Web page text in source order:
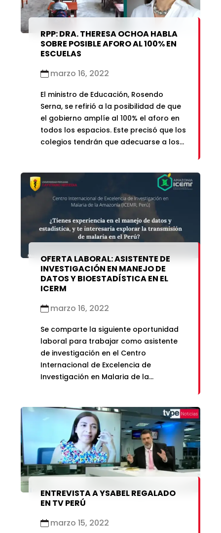
RPP: DRA. THERESA OCHOA HABLA
SOBRE POSIBLE AFORO AL 100% EN
ESCUELAS
marzo 16, 2022
El ministro de Educación, Rosendo
Serna, se refirió a la posibilidad de que
el gobierno amplíe al 100% el aforo en
todos los espacios. Este precisó que los
colegios tendrán que adecuarse a los
OFERTA LABORAL: ASISTENTE DE
INVESTIGACIÓN EN MANEJO DE
DATOS Y BIOESTADÍSTICA EN EL
ICERM
marzo 16, 2022
Se comparte la siguiente oportunidad
laboral para trabajar como asistente
de investigación en el Centro
Internacional de Excelencia de
Investigación en Malaria de la
ENTREVISTA A YSABEL REGALADO
EN TV PERÚ
marzo 15, 2022